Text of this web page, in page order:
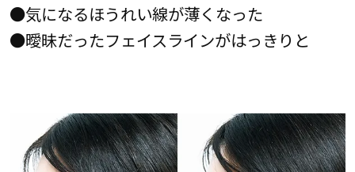
●気になるほうれい線が薄くなった
●曖昧だったフェイスラインがはっきりと